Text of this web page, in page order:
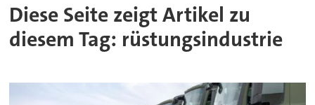
Diese Seite zeigt Artikel zu
diesem Tag: rüstungsindustrie